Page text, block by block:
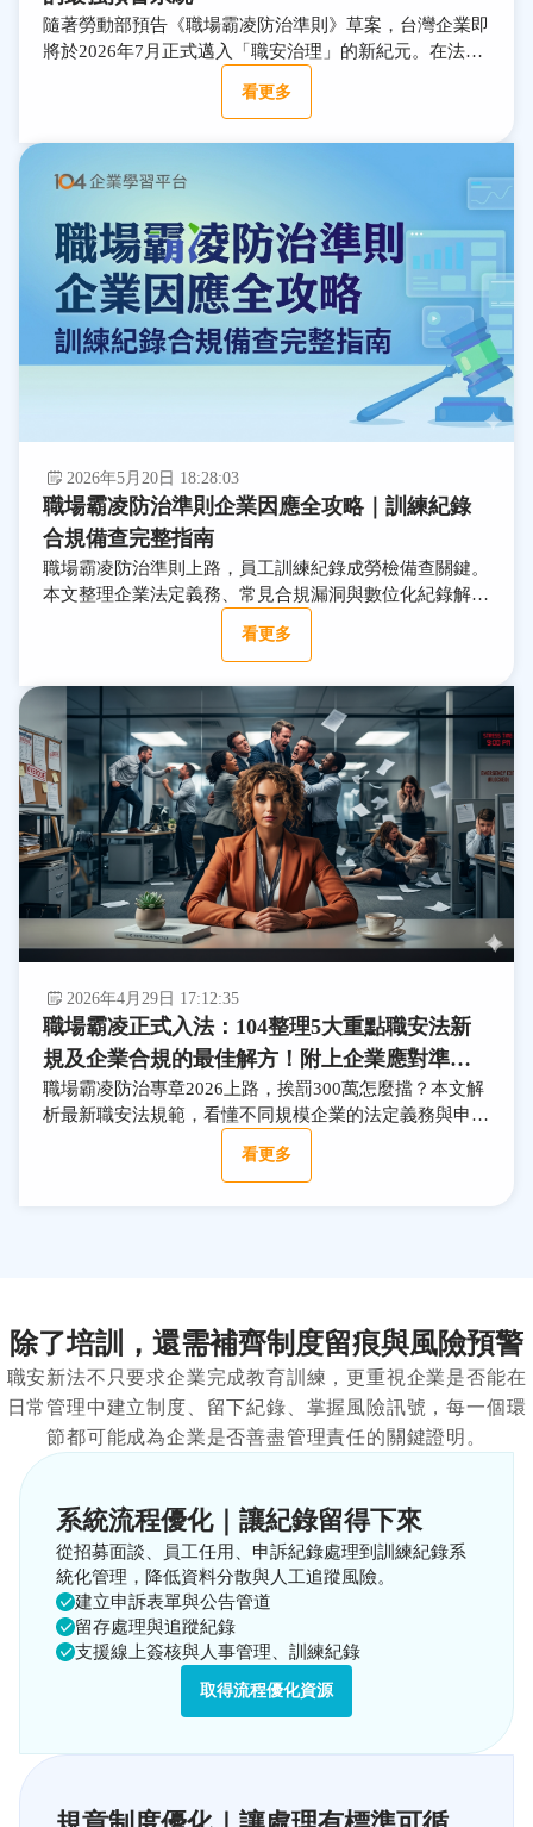
隨著勞動部預告《職場霸凌防治準則》草案，台灣企業即
將於2026年7月正式邁入「職安治理」的新紀元。在法規
制，但我們必須深刻意識到：「罰鍰只是表象，人才流失
看更多
2026年5月20日 18:28:03
職場霸凌防治準則企業因應全攻略｜訓練紀錄
合規備查完整指南
職場霸凌防治準則上路，員工訓練紀錄成勞檢備查關鍵。
本文整理企業法定義務、常見合規漏洞與數位化紀錄解
看更多
2026年4月29日 17:12:35
職場霸凌正式入法：104整理5大重點職安法新
規及企業合規的最佳解方！附上企業應對準則
表
職場霸凌防治專章2026上路，挨罰300萬怎麼擋？本文解
析最新職安法規範，看懂不同規模企業的法定義務與申訴
流程。教您善用人資系統留下教育訓練與公告完整軌跡，
用「能被證明的合規」保護企業與員工！
看更多
除了培訓，還需補齊制度留痕與風險預警
職安新法不只要求企業完成教育訓練，更重視企業是否能在
日常管理中建立制度、留下紀錄、掌握風險訊號，每一個環
節都可能成為企業是否善盡管理責任的關鍵證明。
系統流程優化｜讓紀錄留得下來
從招募面談、員工任用、申訴紀錄處理到訓練紀錄系
統化管理，降低資料分散與人工追蹤風險。
建立申訴表單與公告管道
留存處理與追蹤紀錄
支援線上簽核與人事管理、訓練紀錄
取得流程優化資源